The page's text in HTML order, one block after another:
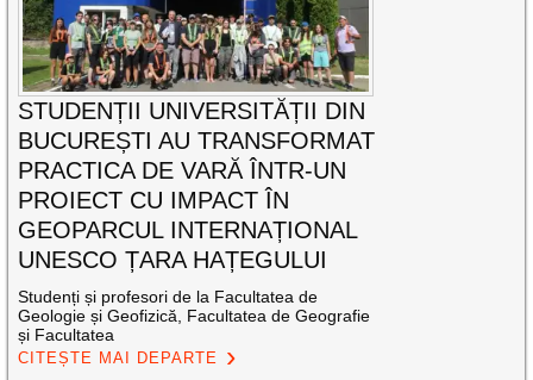
STUDENȚII UNIVERSITĂȚII DIN
BUCUREȘTI AU TRANSFORMAT
PRACTICA DE VARĂ ÎNTR-UN
PROIECT CU IMPACT ÎN
GEOPARCUL INTERNAȚIONAL
UNESCO ȚARA HAȚEGULUI
Studenți și profesori de la Facultatea de
Geologie și Geofizică, Facultatea de Geografie
și Facultatea
CITEȘTE MAI DEPARTE